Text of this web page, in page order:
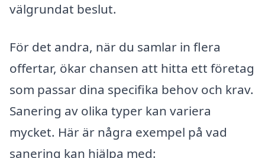
välgrundat beslut.
För det andra, när du samlar in flera
offertar, ökar chansen att hitta ett företag
som passar dina specifika behov och krav.
Sanering av olika typer kan variera
mycket. Här är några exempel på vad
sanering kan hjälpa med: